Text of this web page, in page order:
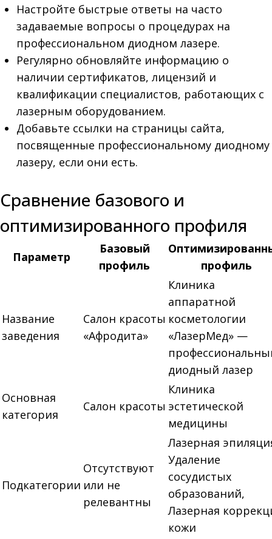
Настройте быстрые ответы на часто
задаваемые вопросы о процедурах на
профессиональном диодном лазере.
Регулярно обновляйте информацию о
наличии сертификатов, лицензий и
квалификации специалистов, работающих с
лазерным оборудованием.
Добавьте ссылки на страницы сайта,
посвященные профессиональному диодному
лазеру, если они есть.
Сравнение базового и
оптимизированного профиля
Параметр
Базовый
профиль
профиль
Название
заведения
Салон красоты
«Афродита»
Клиника
аппаратной
косметологии
«ЛазерМед» —
диодный лазер
Основная
категория
Салон красоты
Клиника
эстетической
медицины
Подкатегории
Отсутствуют
или не
релевантны
Лазерная
Удаление
сосудистых
образований,
Лазерная
кожи